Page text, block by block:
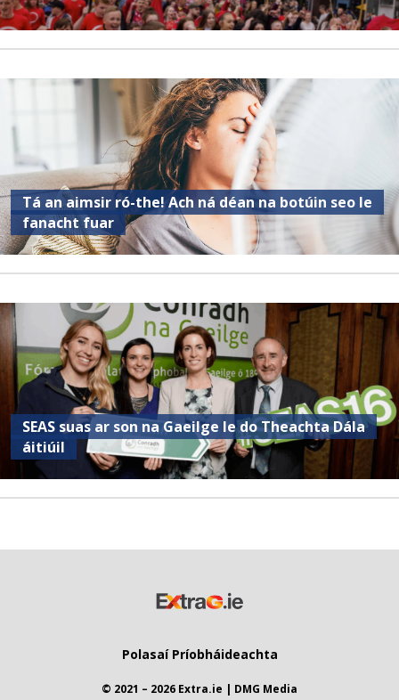
Tá an aimsir ró-the! Ach ná déan na botúin seo le
fanacht fuar
SEAS suas ar son na Gaeilge le do Theachta Dála
áitiúil
Polasaí Príobháideachta
© 2021 – 2026 Extra.ie | DMG Media